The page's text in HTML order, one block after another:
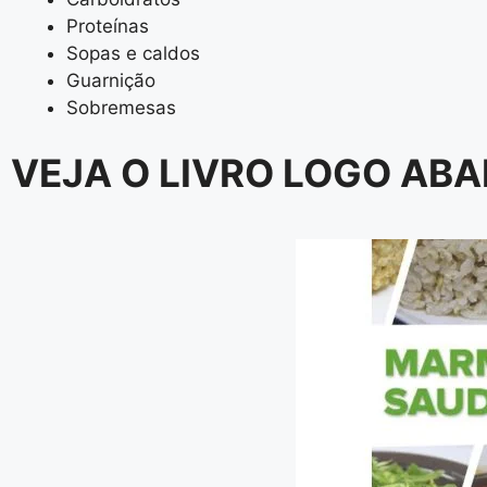
Proteínas
Sopas e caldos
Guarnição
Sobremesas
VEJA O LIVRO LOGO